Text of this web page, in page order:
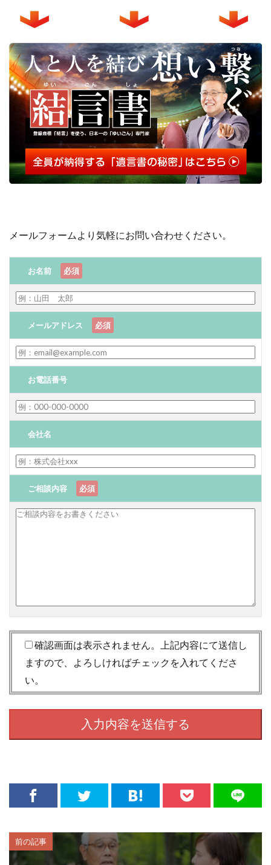
メールフォームより気軽にお問い合わせください。
お名前 必須
メールアドレス 必須
お電話番号
会社名
ご相談内容 必須
確認画面は表示されません。上記内容にて送信し
ますので、よろしければチェックを入れてくださ
い。
前の記事